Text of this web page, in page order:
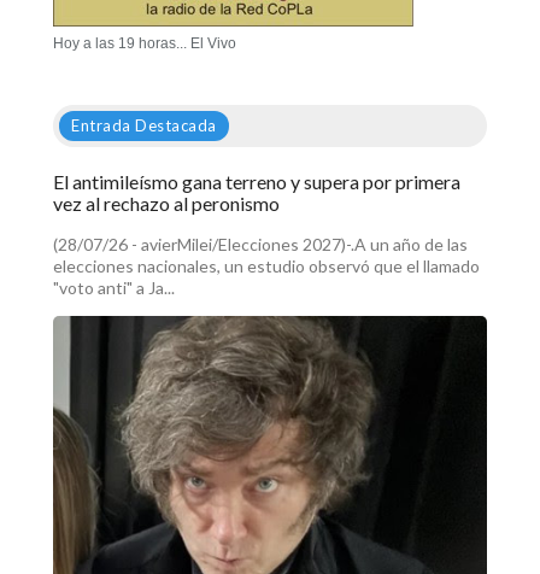
Hoy a las 19 horas... El Vivo
Entrada Destacada
El antimileísmo gana terreno y supera por primera
vez al rechazo al peronismo
(28/07/26 - avierMilei/Elecciones 2027)-.A un año de las
elecciones nacionales, un estudio observó que el llamado
"voto anti" a Ja...